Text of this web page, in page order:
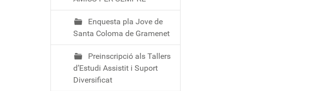
Enquesta pla Jove de
Santa Coloma de Gramenet
Preinscripció als Tallers
d’Estudi Assistit i Suport
Diversificat